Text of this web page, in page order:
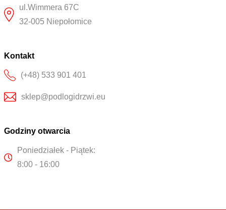
ul.Wimmera 67C
32-005 Niepołomice
Kontakt
(+48) 533 901 401
sklep@podlogidrzwi.eu
Godziny otwarcia
Poniedziałek - Piątek:
8:00 - 16:00